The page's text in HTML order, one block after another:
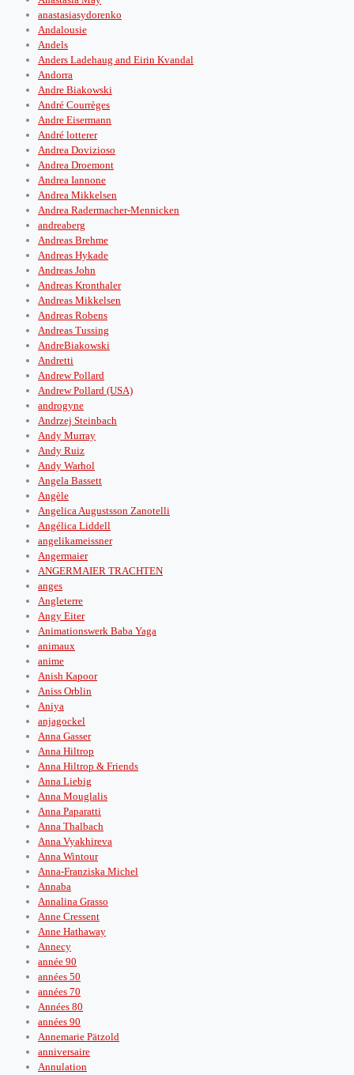
anastasiasydorenko
Andalousie
Andels
Anders Ladehaug and Eirin Kvandal
Andorra
Andre Biakowski
André Courrèges
Andre Eisermann
André lotterer
Andrea Dovizioso
Andrea Droemont
Andrea Iannone
Andrea Mikkelsen
Andrea Radermacher-Mennicken
andreaberg
Andreas Brehme
Andreas Hykade
Andreas John
Andreas Kronthaler
Andreas Mikkelsen
Andreas Robens
Andreas Tussing
AndreBiakowski
Andretti
Andrew Pollard
Andrew Pollard (USA)
androgyne
Andrzej Steinbach
Andy Murray
Andy Ruiz
Andy Warhol
Angela Bassett
Angèle
Angelica Augustsson Zanotelli
Angélica Liddell
angelikameissner
Angermaier
ANGERMAIER TRACHTEN
anges
Angleterre
Angy Eiter
Animationswerk Baba Yaga
animaux
anime
Anish Kapoor
Aniss Orblin
Aniya
anjagockel
Anna Gasser
Anna Hiltrop
Anna Hiltrop & Friends
Anna Liebig
Anna Mouglalis
Anna Paparatti
Anna Thalbach
Anna Vyakhireva
Anna Wintour
Anna-Franziska Michel
Annaba
Annalina Grasso
Anne Cressent
Anne Hathaway
Annecy
année 90
années 50
années 70
Années 80
années 90
Annemarie Pätzold
anniversaire
Annulation